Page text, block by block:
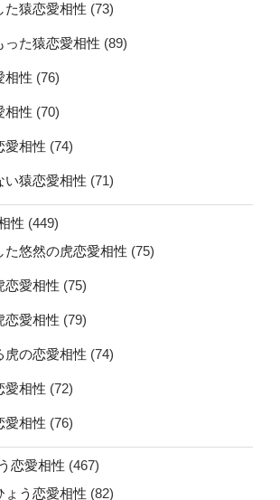
た猿恋愛相性 (73)
った猿恋愛相性 (89)
相性 (76)
相性 (70)
愛相性 (74)
い猿恋愛相性 (71)
性 (449)
た悠然の虎恋愛相性 (75)
恋愛相性 (75)
恋愛相性 (79)
虎の恋愛相性 (74)
愛相性 (72)
愛相性 (76)
恋愛相性 (467)
ょう恋愛相性 (82)